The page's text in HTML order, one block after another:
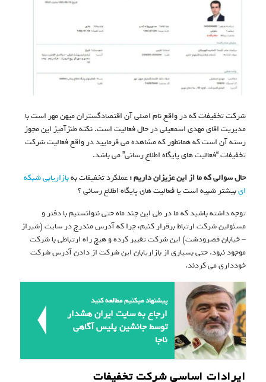
شرکت تخفیفات که در واقع نام اصلی آن اقتصادگستران میهن مهر است با
مدیریت اقای مهدی اسمعیلی در حال فعالیت است. نکته طنزآمیز این مجوز
رسته آن است که همانطور که مشاهده می فرمایید در واقع فعالیت شرکت
تخفیفات “فعالیت های پایگاه اطلاع رسانی” می باشد.
حال سوالی که ما از این عزیزان داریم :عملکرد تخفیفات بهبازاریابی شبکه
ایبیشتر شبیه است یا فعالیت های پایگاه اطلاع رسانی ؟
توجه داشته باشید که ما در طی این چند ماه حتی نتوانستیم با دفتر و
مسئولین شرکت ارتباط برقرار کنیم، چرا که آدرس مندرج در سایت (شیراز
– خیابان قصرودشت) این شرکت تغییر کرده و هیچ راه ارتباطی با شرکت
موجود نبود. حتی بسیاری از بازاریابان این شرکت از دادن آدرس شرکت
خودداری می کردند.
پیشنهاد میکنیم مطالعه کنید
ارجاع به سایت ایران هشدار
توسط جانشین پلیس آگاهی
ناجا
ایرادات اساسی شرکت تخفیفات